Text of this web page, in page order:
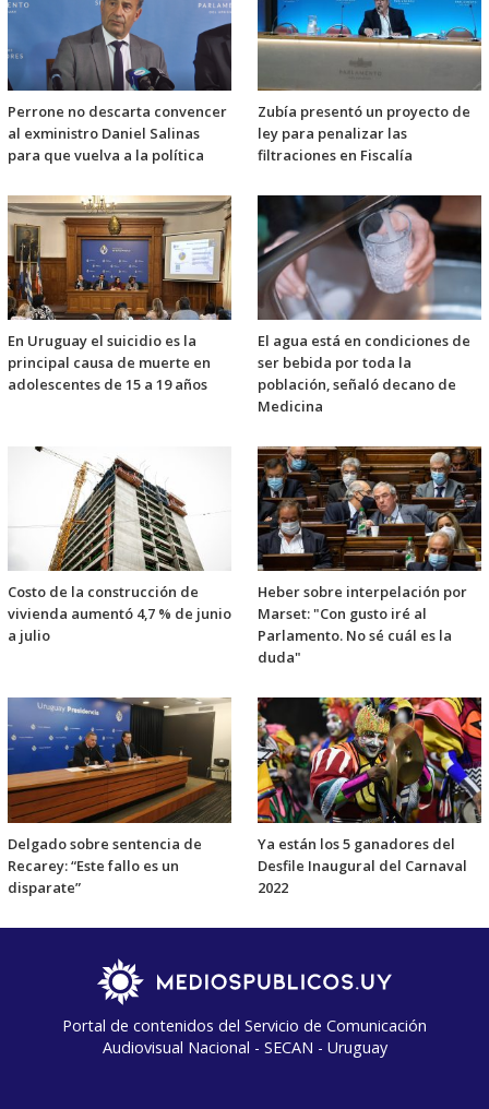
Perrone no descarta convencer
al exministro Daniel Salinas
para que vuelva a la política
Zubía presentó un proyecto de
ley para penalizar las
filtraciones en Fiscalía
En Uruguay el suicidio es la
principal causa de muerte en
adolescentes de 15 a 19 años
El agua está en condiciones de
ser bebida por toda la
población, señaló decano de
Medicina
Costo de la construcción de
vivienda aumentó 4,7 % de junio
a julio
Heber sobre interpelación por
Marset: "Con gusto iré al
Parlamento. No sé cuál es la
duda"
Delgado sobre sentencia de
Recarey: “Este fallo es un
disparate”
Ya están los 5 ganadores del
Desfile Inaugural del Carnaval
2022
Portal de contenidos del Servicio de Comunicación
Audiovisual Nacional - SECAN - Uruguay